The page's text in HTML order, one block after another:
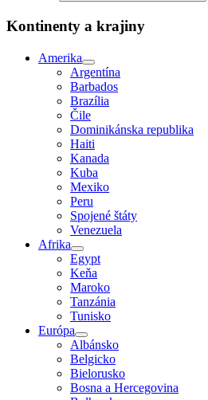
Kontinenty a krajiny
Amerika
Argentína
Barbados
Brazília
Čile
Dominikánska republika
Haiti
Kanada
Kuba
Mexiko
Peru
Spojené štáty
Venezuela
Afrika
Egypt
Keňa
Maroko
Tanzánia
Tunisko
Európa
Albánsko
Belgicko
Bielorusko
Bosna a Hercegovina